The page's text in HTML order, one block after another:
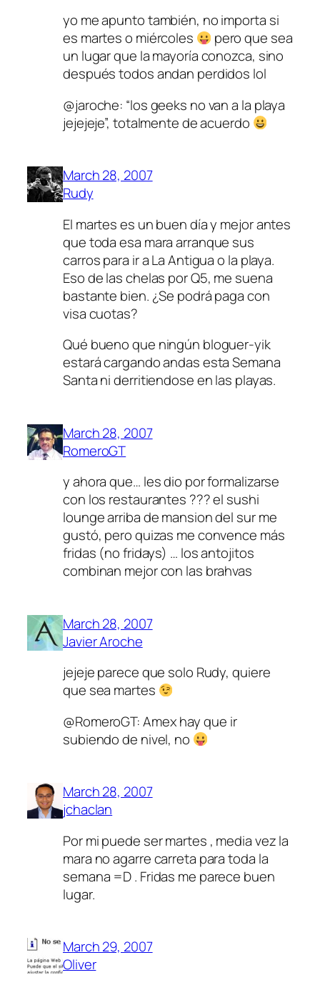
yo me apunto también, no importa si
es martes o miércoles
pero que sea
un lugar que la mayoría conozca, sino
después todos andan perdidos lol
@jaroche: “los geeks no van a la playa
jejejeje”, totalmente de acuerdo
March 28, 2007
Rudy
El martes es un buen día y mejor antes
que toda esa mara arranque sus
carros para ir a La Antigua o la playa.
Eso de las chelas por Q5, me suena
bastante bien. ¿Se podrá paga con
visa cuotas?
Qué bueno que ningún bloguer-yik
estará cargando andas esta Semana
Santa ni derritiendose en las playas.
March 28, 2007
RomeroGT
y ahora que… les dio por formalizarse
con los restaurantes ??? el sushi
lounge arriba de mansion del sur me
gustó, pero quizas me convence más
fridas (no fridays) … los antojitos
combinan mejor con las brahvas
March 28, 2007
Javier Aroche
jejeje parece que solo Rudy, quiere
que sea martes
@RomeroGT:Amexhay que ir
subiendo de nivel, no
March 28, 2007
jchaclan
Por mi puede ser martes , media vez la
mara no agarre carreta para toda la
semana =D . Fridas me parece buen
lugar.
March 29, 2007
Oliver